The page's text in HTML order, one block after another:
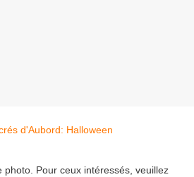
photo. Pour ceux intéressés, veuillez